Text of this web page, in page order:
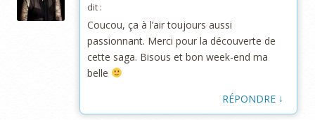
dit :
Coucou, ça à l’air toujours aussi
passionnant. Merci pour la découverte de
cette saga. Bisous et bon week-end ma
belle
RÉPONDRE ↓